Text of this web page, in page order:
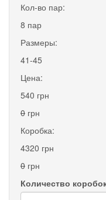
Кол-во пар:
8 пар
Размеры:
41-45
Цена:
540 грн
0 грн
Коробка:
4320 грн
0 грн
Количество